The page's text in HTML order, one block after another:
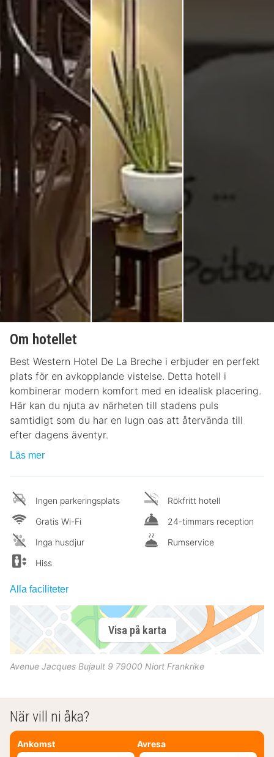
Om hotellet
Best Western Hotel De La Breche i erbjuder en perfekt
plats för en avkopplande vistelse. Detta hotell i
kombinerar modern komfort med en idealisk placering.
Här kan du njuta av närheten till stadens puls
samtidigt som du har en lugn oas att återvända till
efter dagens äventyr.
Läs mer
Ingen parkeringsplats
Gratis Wi-Fi
Inga husdjur
Hiss
Rökfritt hotell
24-timmars reception
Rumservice
Alla faciliteter
Visa på karta
Avenue Jacques Bujault 9 79000 Niort Frankrike
När vill ni åka?
Ankomst Avresa